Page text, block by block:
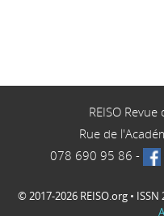
REISO
Rue de
078 690 95 86 -
© 2017-2026 REISO.org • ISSN